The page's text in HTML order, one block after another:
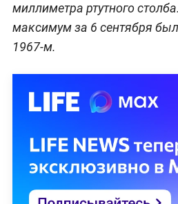
миллиметра ртутного
максимум за 6 сентября
1967-м.